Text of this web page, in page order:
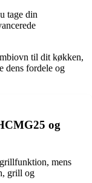
tage din
til dit køkken,
dens fordele og
og
mens
grill og